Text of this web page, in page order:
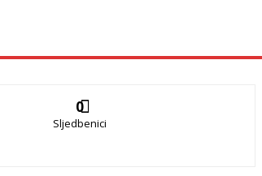
0
Sljedbenici